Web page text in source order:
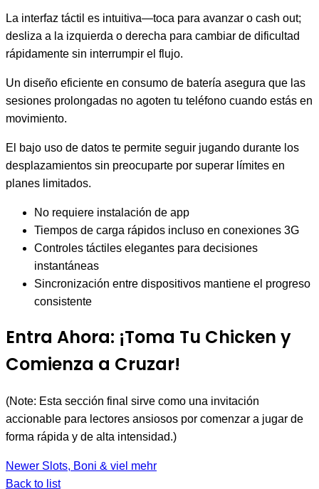
La interfaz táctil es intuitiva—toca para avanzar o cash out;
desliza a la izquierda o derecha para cambiar de dificultad
rápidamente sin interrumpir el flujo.
Un diseño eficiente en consumo de batería asegura que las
sesiones prolongadas no agoten tu teléfono cuando estás en
movimiento.
El bajo uso de datos te permite seguir jugando durante los
desplazamientos sin preocuparte por superar límites en
planes limitados.
No requiere instalación de app
Tiempos de carga rápidos incluso en conexiones 3G
Controles táctiles elegantes para decisiones
instantáneas
Sincronización entre dispositivos mantiene el progreso
consistente
Entra Ahora: ¡Toma Tu Chicken y
Comienza a Cruzar!
(Note: Esta sección final sirve como una invitación
accionable para lectores ansiosos por comenzar a jugar de
forma rápida y de alta intensidad.)
Newer Slots, Boni & viel mehr
Back to list